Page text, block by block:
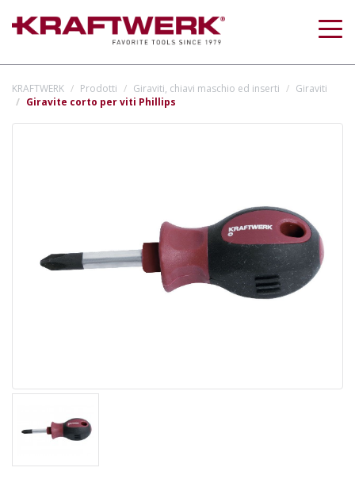
KRAFTWERK Prodotti Giraviti, chiavi maschio ed inserti
Giraviti
Giravite corto per viti Phillips